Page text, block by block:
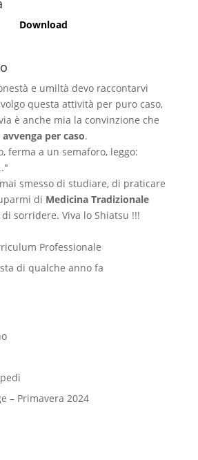
Download
e umiltà devo raccontarvi
questa attività per puro caso,
è anche mia la convinzione che
per caso.
ferma a un semaforo, leggo:
smesso di studiare, di praticare
di Medicina Tradizionale
sorridere. Viva lo Shiatsu !!!
Professionale
di qualche anno fa
– Primavera 2024